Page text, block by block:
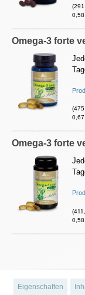
Omega-3 forte
Omega-3 forte
Eigenschaften